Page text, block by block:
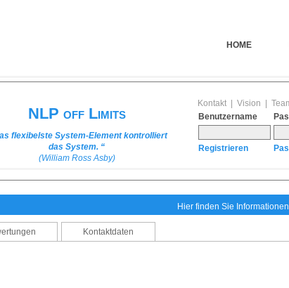
HOME
NLP off Limits
flexibelste System-Element kontrolliert
das System. “
(William Ross Asby)
Kontakt Vision
Benutzername
Registrieren
Hier finden Sie
Kontaktdaten